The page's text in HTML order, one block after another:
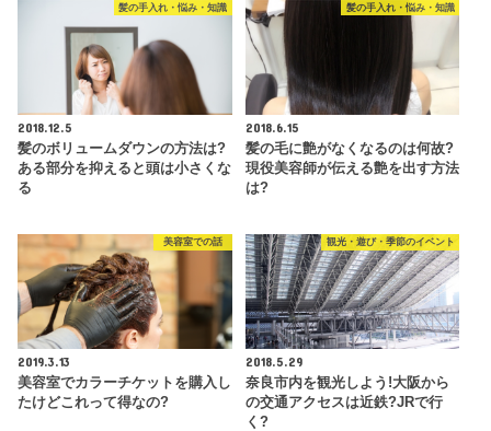
髪の手入れ・悩み・知識
2018.12.5
髪のボリュームダウンの方法は?
ある部分を抑えると頭は小さくな
る
髪の手入れ・悩み・知識
2018.6.15
髪の毛に艶がなくなるのは何故?
現役美容師が伝える艶を出す方法
は?
美容室での話
2019.3.13
美容室でカラーチケットを購入し
たけどこれって得なの?
観光・遊び・季節のイベント
2018.5.29
奈良市内を観光しよう!大阪から
の交通アクセスは近鉄?JRで行
く?